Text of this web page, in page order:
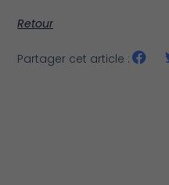
Retour
Partager cet article :